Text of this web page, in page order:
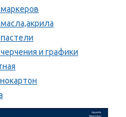
и графики